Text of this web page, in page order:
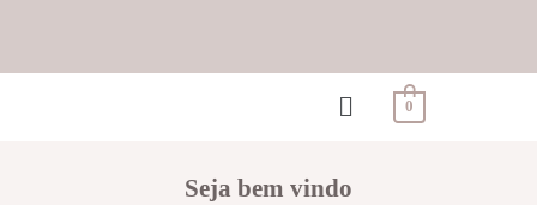
0
Seja bem vindo